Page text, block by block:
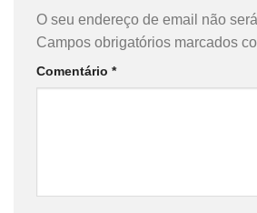
O seu endereço de email não
Campos obrigatórios marcados
Comentário *